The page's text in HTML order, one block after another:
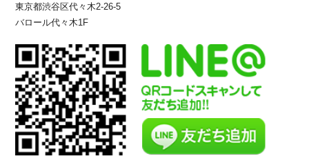
東京都渋谷区代々木2-26-5
バロール代々木1F